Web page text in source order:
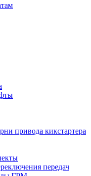
привода кикстартера
передач